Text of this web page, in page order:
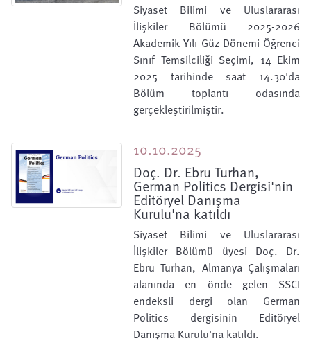
Siyaset Bilimi ve Uluslararası
İlişkiler Bölümü 2025-2026
Akademik Yılı Güz Dönemi Öğrenci
Sınıf Temsilciliği Seçimi, 14 Ekim
2025 tarihinde saat 14.30'da
Bölüm toplantı odasında
gerçekleştirilmiştir.
10.10.2025
Doç. Dr. Ebru Turhan,
German Politics Dergisi'nin
Editöryel Danışma
Kurulu'na katıldı
Siyaset Bilimi ve Uluslararası
İlişkiler Bölümü üyesi Doç. Dr.
Ebru Turhan, Almanya Çalışmaları
alanında en önde gelen SSCI
endeksli dergi olan German
Politics dergisinin Editöryel
Danışma Kurulu'na katıldı.